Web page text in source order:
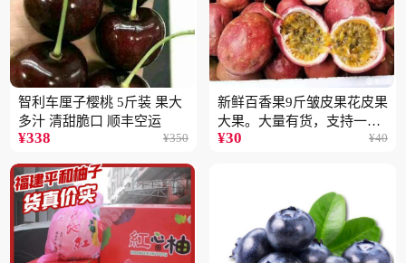
智利车厘子樱桃 5斤装 果大
多汁 清甜脆口 顺丰空运
¥338 ¥350
新鲜百香果9斤皱皮果花皮果
大果。大量有货，支持一件
代
¥30 ¥40